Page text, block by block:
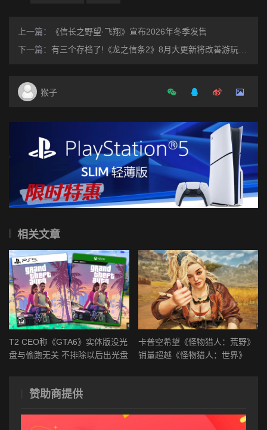
上一篇：
《信长之野望·飞翔》宣布2026年冬季发售
下一篇： 有三个存档了!《龙之信条2》8月大更新将改善游玩体验
猴子
相关文章
T2 CEO称《GTA6》实体版没光
盘与偷跑无关 不排除以后出光盘
卡普空希望《怪物猎人：荒野》
销量超越《怪物猎人：世界》
赞助商提供